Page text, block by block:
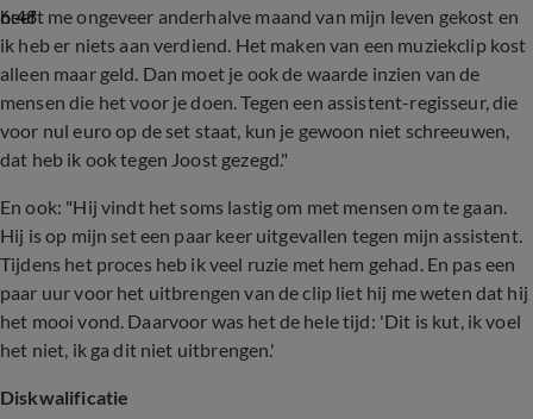
6:48
heeft me ongeveer anderhalve maand van mijn leven gekost en
ik heb er niets aan verdiend. Het maken van een muziekclip kost
alleen maar geld. Dan moet je ook de waarde inzien van de
mensen die het voor je doen. Tegen een assistent-regisseur, die
voor nul euro op de set staat, kun je gewoon niet schreeuwen,
dat heb ik ook tegen Joost gezegd."
En ook: "Hij vindt het soms lastig om met mensen om te gaan.
Hij is op mijn set een paar keer uitgevallen tegen mijn assistent.
Tijdens het proces heb ik veel ruzie met hem gehad. En pas een
paar uur voor het uitbrengen van de clip liet hij me weten dat hij
het mooi vond. Daarvoor was het de hele tijd: 'Dit is kut, ik voel
het niet, ik ga dit niet uitbrengen.'
Diskwalificatie